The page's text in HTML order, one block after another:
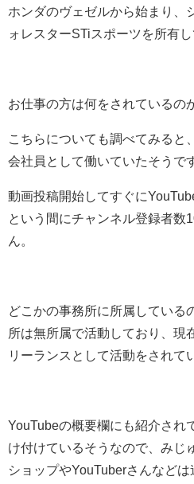
ホンダのヴェゼルから始まり、
ォレスターSTiスポーツを所有し
お仕事の方は何をされているの
こちらについても調べてみると
会社員として働いていたそうで
動画投稿開始してすぐに
という間にチャンネル登録者数
ん。
どこかの事務所に所属している
所は無所属で活動しており、現
リーランスとして活動をされて
YouTubeの概要欄にも紹介され
け付けているそうなので、みじ
ショップやYouTuberさんなど